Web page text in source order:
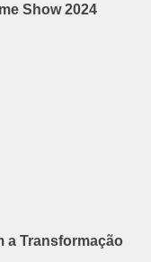
Show 2024
a Transformação